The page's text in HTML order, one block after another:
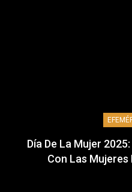
Día De La Mujer
Con Las Mujeres